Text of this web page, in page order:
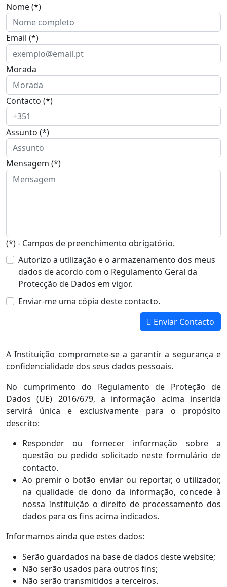
Nome (*)
Email (*)
Morada
Contacto (*)
Assunto (*)
Mensagem (*)
(*) - Campos de preenchimento obrigatório.
Autorizo a utilização e o armazenamento dos meus
dados de acordo com o Regulamento Geral da
Protecção de Dados em vigor.
Enviar-me uma cópia deste contacto.
Enviar Contacto
A Instituição compromete-se a garantir a segurança e
confidencialidade dos seus dados pessoais.
No cumprimento do Regulamento de Proteção de
Dados (UE) 2016/679, a informação acima inserida
servirá única e exclusivamente para o propósito
descrito:
Responder ou fornecer informação sobre a
questão ou pedido solicitado neste formulário de
contacto.
Ao premir o botão enviar ou reportar, o utilizador,
na qualidade de dono da informação, concede à
nossa Instituição o direito de processamento dos
dados para os fins acima indicados.
Informamos ainda que estes dados:
Serão guardados na base de dados deste website;
Não serão usados para outros fins;
Não serão transmitidos a terceiros.